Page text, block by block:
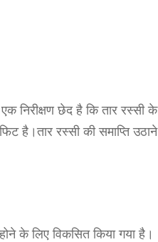
निरीक्षण छेद है कि तार रस्सी के
है।तार रस्सी की समाप्ति उठाने
के लिए विकसित किया गया है।